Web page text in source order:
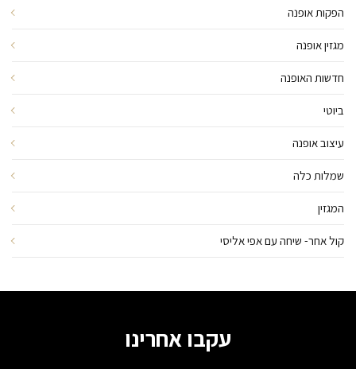
הפקות אופנה
מגזין אופנה
חדשות האופנה
ביוטי
עיצוב אופנה
שמלות כלה
המגזין
קול אחר- שיחה עם אפי אליסי
עקבו אחרינו